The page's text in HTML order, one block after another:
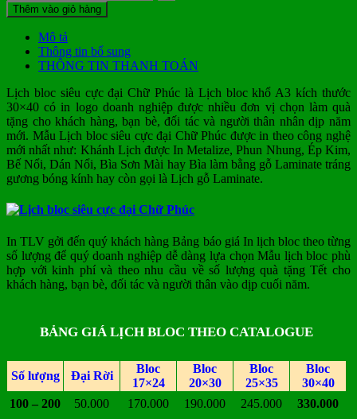
Thêm vào giỏ hàng
Mô tả
Thông tin bổ sung
THÔNG TIN THANH TOÁN
Lịch bloc siêu cực đại Chữ Phúc là Lịch bloc khổ A3 kích thước
30×40 có in logo doanh nghiệp được nhiều đơn vị chọn làm quà
tặng cho khách hàng, bạn bè, đối tác và người thân nhân dịp năm
mới. Mẫu Lịch bloc siêu cực đại Chữ Phúc được in theo công nghệ
mới nhất như: Khánh Lịch được In Metalize, Phun Nhung, Ép Kim,
Bế Nổi, Dán Nổi, Bìa Sơn Mài hay Bìa làm bằng gỗ Laminate tráng
gương bóng kính hay còn gọi là Lịch gỗ Laminate.
In TLV gởi đến quý khách hàng Bảng báo giá In lịch bloc theo từng
số lượng để quý doanh nghiệp dễ dàng lựa chọn Mẫu lịch bloc phù
hợp với kinh phí và theo nhu cầu về số lượng quà tặng Tết cho
khách hàng, bạn bè, đối tác và người thân vào dịp cuối năm.
BẢNG GIÁ LỊCH BLOC THEO CATALOGUE
Số lượng Đại Rời
Bloc
17×24
Bloc
20×30
Bloc
25×35
Bloc
30×40
100 – 200
50.000 170.000 190.000 245.000
330.000